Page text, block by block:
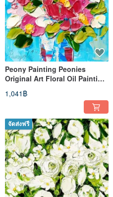
Peony Painting Peonies
Original Art Floral Oil Painting
Flowers Small Wall Art
1,041฿
จัดส่งฟรี